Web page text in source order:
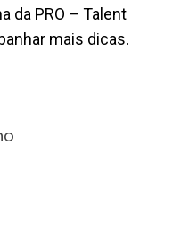
da PRO – Talent
mais dicas.